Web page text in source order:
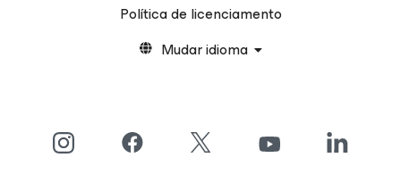
Política de licenciamento
Mudar idioma